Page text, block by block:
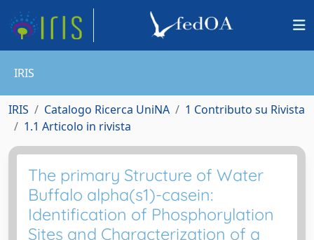
IRIS
IRIS Catalogo Ricerca UniNA
1 Contributo su Rivista
1.1 Articolo in rivista
The primary Structure of Water
Buffalo alpha(s1)-casein:
Identification of Phosphorylation
Sites and Characterization of a